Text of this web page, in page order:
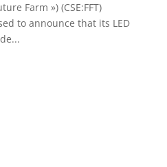
Farm ») (CSE:FFT)
to announce that its LED